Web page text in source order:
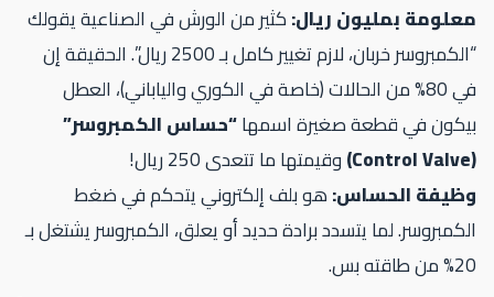
بمليون ريال:كثير من الورش في الصناعية يقولك
“الكمبروسر خربان، لازم تغيير كامل بـ 2500 ريال”. الحقيقة إن
في 80% من الحالات (خاصة في الكوري والياباني)، العطل
في قطعة صغيرة اسمها“حساس الكمبروسر”
وقيمتها ما تتعدى 250 ريال!
الحساس:هو بلف إلكتروني يتحكم في ضغط
لما يتسدد برادة حديد أو يعلق، الكمبروسر يشتغل بـ